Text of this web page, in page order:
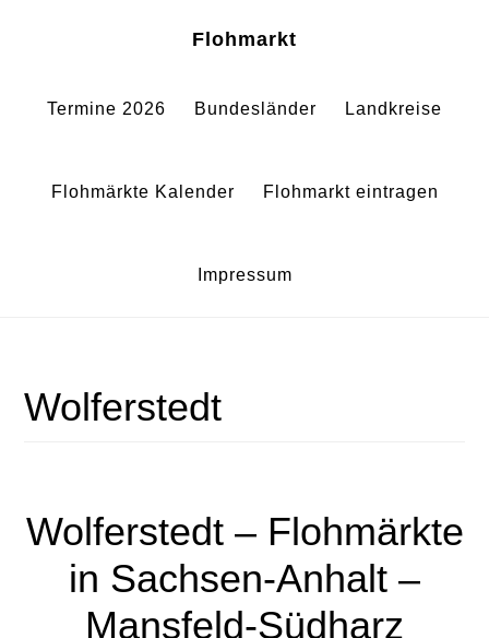
springen
springen
Flohmarkt
Termine 2026 Bundesländer Landkreise
Flohmärkte Kalender Flohmarkt eintragen
Impressum
Wolferstedt
Wolferstedt – Flohmärkte
in Sachsen-Anhalt –
Mansfeld-Südharz